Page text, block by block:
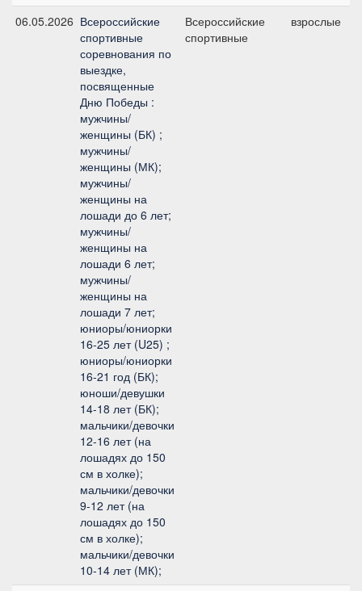
06.05.2026 Всероссийские
спортивные
соревнования по
выездке,
посвященные
Дню Победы :
мужчины/
женщины (БК) ;
мужчины/
женщины (МК);
мужчины/
женщины на
лошади до 6 лет;
мужчины/
женщины на
лошади 6 лет;
мужчины/
женщины на
лошади 7 лет;
юниоры/юниорки
16-25 лет (U25) ;
юниоры/юниорки
16-21 год (БК);
юноши/девушки
14-18 лет (БК);
мальчики/девочки
12-16 лет (на
лошадях до 150
см в холке);
мальчики/девочки
9-12 лет (на
лошадях до 150
см в холке);
мальчики/девочки
10-14 лет (МК);
Всероссийские
спортивные
взрослые